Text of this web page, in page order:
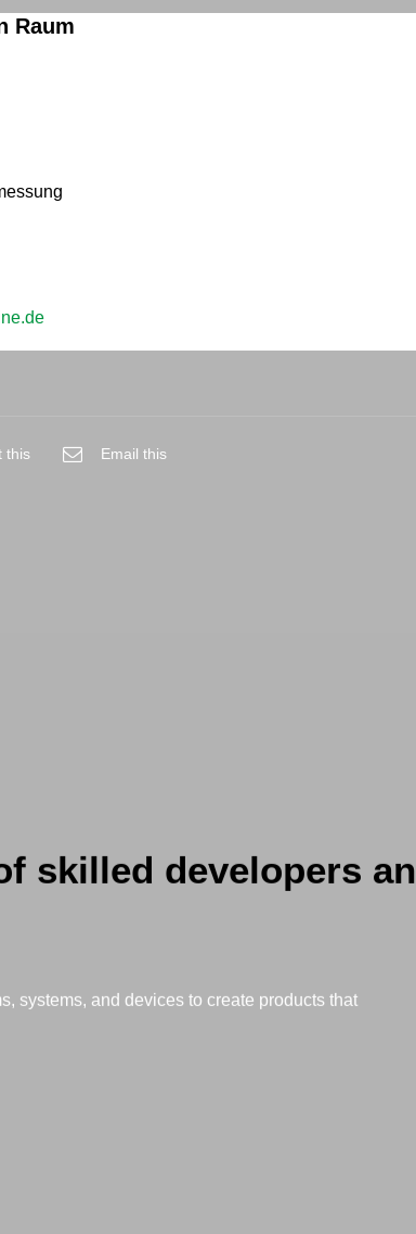
Raum
ein konkretes Projekt mit uns besprechen?
this Email this
skilled developers
systems, and devices to create products that